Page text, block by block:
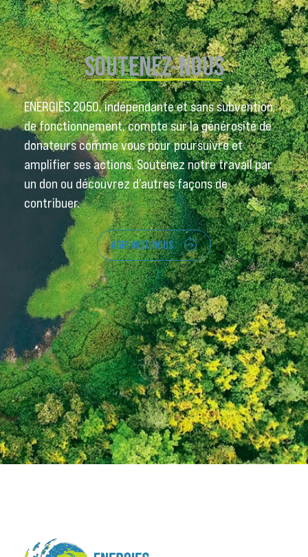
SOUTENEZ-NOUS
ENERGIES 2050, indépendante et sans subvention
de fonctionnement, compte sur la générosité de
donateurs comme vous pour poursuivre et
amplifier ses actions. Soutenez notre travail par
un don ou découvrez d’autres façons de
contribuer.
AGIR AVEC NOUS